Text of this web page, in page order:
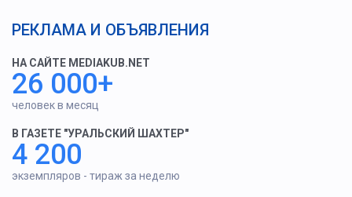
РЕКЛАМА И ОБЪЯВЛЕНИЯ
НА САЙТЕ MEDIAKUB.NET
26 000+
человек в месяц
В ГАЗЕТЕ "УРАЛЬСКИЙ ШАХТЕР"
4 200
экземпляров - тираж за неделю